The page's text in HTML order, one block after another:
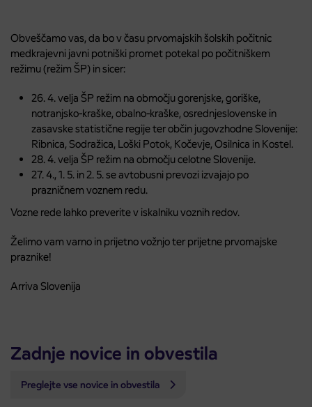
Obveščamo vas, da bo v času prvomajskih šolskih počitnic
medkrajevni javni potniški promet potekal po počitniškem
režimu (režim ŠP) in sicer:
26. 4. velja ŠP režim na območju gorenjske, goriške,
notranjsko-kraške, obalno-kraške, osrednjeslovenske in
zasavske statistične regije ter občin jugovzhodne Slovenije:
Ribnica, Sodražica, Loški Potok, Kočevje, Osilnica in Kostel.
28. 4. velja ŠP režim na območju celotne Slovenije.
27. 4., 1. 5. in 2. 5. se avtobusni prevozi izvajajo po
prazničnem voznem redu.
Vozne rede lahko preverite v iskalniku voznih redov.
Želimo vam varno in prijetno vožnjo ter prijetne prvomajske
praznike!
Arriva Slovenija
Zadnje novice in obvestila
Preglejte vse novice in obvestila